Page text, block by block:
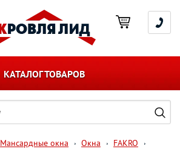
КАТАЛОГ ТОВАРОВ
Мансардные окна Окна
FAKRO